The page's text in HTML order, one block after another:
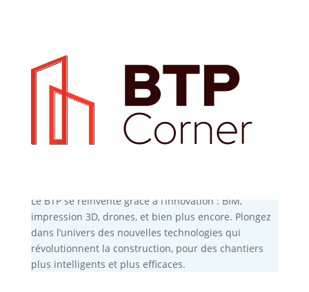
Innovation et nouvelles
Le BTP se réinvente grâce à l’innovation : BIM,
impression 3D, drones, et bien plus encore. Plongez
dans l’univers des nouvelles technologies qui
révolutionnent la construction, pour des chantiers
plus intelligents et plus efficaces.